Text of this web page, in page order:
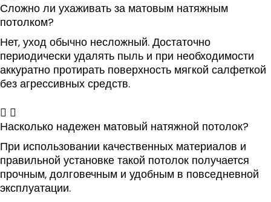
Сложно ли ухаживать за матовым натяжным
потолком?
Нет, уход обычно несложный. Достаточно
периодически удалять пыль и при необходимости
аккуратно протирать поверхность мягкой салфеткой
без агрессивных средств.
Насколько надежен матовый натяжной потолок?
При использовании качественных материалов и
правильной установке такой потолок получается
прочным, долговечным и удобным в повседневной
эксплуатации.